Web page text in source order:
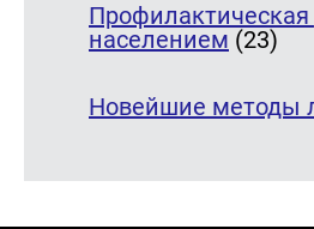
Профилактическая
населением (23)
Новейшие методы